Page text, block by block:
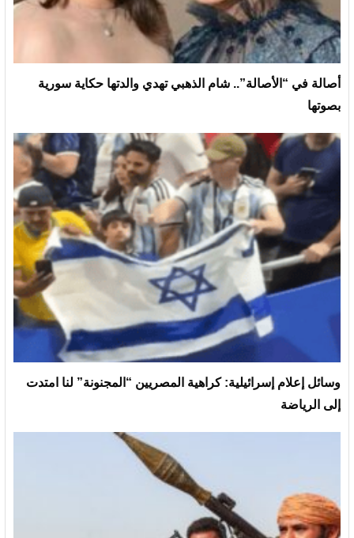
أصالة في “الأصالة”.. شام الذهبي تهدي والدتها حكاية سورية
بصوتها
وسائل إعلام إسرائيلية: كراهية المصريين “المجنونة” لنا امتدت
إلى الرياضة